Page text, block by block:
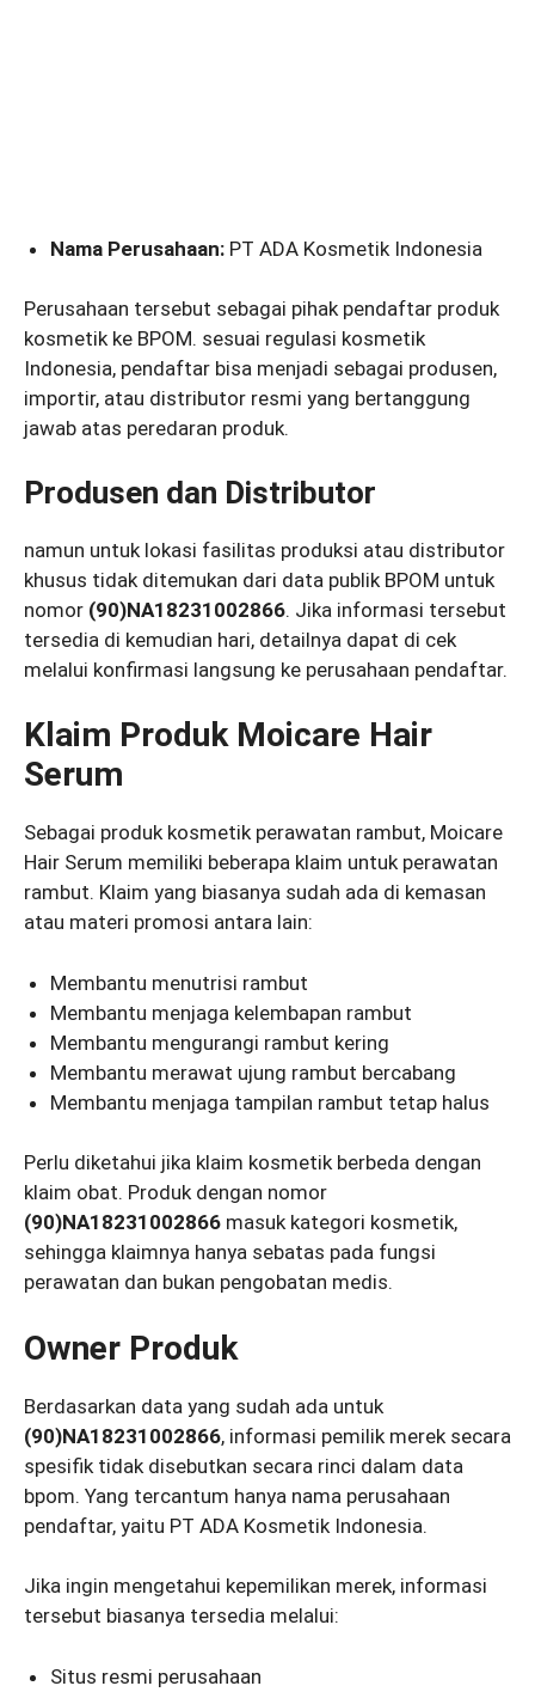
Nama Perusahaan: PT ADA Kosmetik Indonesia
Perusahaan tersebut sebagai pihak pendaftar produk
kosmetik ke BPOM. sesuai regulasi kosmetik
Indonesia, pendaftar bisa menjadi sebagai produsen,
importir, atau distributor resmi yang bertanggung
jawab atas peredaran produk.
Produsen dan Distributor
namun untuk lokasi fasilitas produksi atau distributor
khusus tidak ditemukan dari data publik BPOM untuk
nomor (90)NA18231002866. Jika informasi tersebut
tersedia di kemudian hari, detailnya dapat di cek
melalui konfirmasi langsung ke perusahaan pendaftar.
Klaim Produk Moicare Hair
Serum
Sebagai produk kosmetik perawatan rambut, Moicare
Hair Serum memiliki beberapa klaim untuk perawatan
rambut. Klaim yang biasanya sudah ada di kemasan
atau materi promosi antara lain:
Membantu menutrisi rambut
Membantu menjaga kelembapan rambut
Membantu mengurangi rambut kering
Membantu merawat ujung rambut bercabang
Membantu menjaga tampilan rambut tetap halus
Perlu diketahui jika klaim kosmetik berbeda dengan
klaim obat. Produk dengan nomor
(90)NA18231002866 masuk kategori kosmetik,
sehingga klaimnya hanya sebatas pada fungsi
perawatan dan bukan pengobatan medis.
Owner Produk
Berdasarkan data yang sudah ada untuk
(90)NA18231002866, informasi pemilik merek secara
spesifik tidak disebutkan secara rinci dalam data
bpom. Yang tercantum hanya nama perusahaan
pendaftar, yaitu PT ADA Kosmetik Indonesia.
Jika ingin mengetahui kepemilikan merek, informasi
tersebut biasanya tersedia melalui:
Situs resmi perusahaan